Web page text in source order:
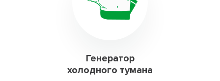
Генератор
холодного тумана